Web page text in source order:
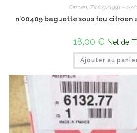
Citroen ZX (03/1991 - 07/
n°00409 baguette sous feu citroen
18,00 € Net de
Ajouter au